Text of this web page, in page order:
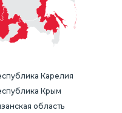
Карелия
Крым
область